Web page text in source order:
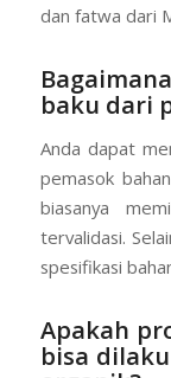
dan fatwa dari
baku dari
Anda dapat
pemasok
biasanya
tervalidasi.
spesifikasi
Apakah
bisa